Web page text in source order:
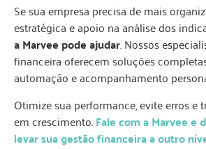
Se sua empresa precisa de mais
estratégica e apoio na análise dos
a Marvee pode ajudar. Nossos
financeira oferecem soluções
automação e acompanhamento
Otimize sua performance, evite erros e
em crescimento.Fale com a Marvee e
levar sua gestão financeira a outro